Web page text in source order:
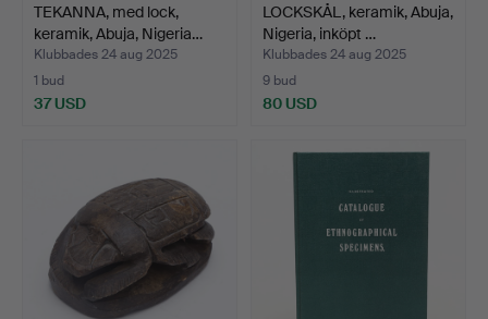
TEKANNA, med lock,
keramik, Abuja, Nigeria…
Klubbades 24 aug 2025
1 bud
37 USD
LOCKSKÅL, keramik, Abuja,
Nigeria, inköpt …
Klubbades 24 aug 2025
9 bud
80 USD